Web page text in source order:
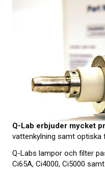
Webbinarier om
Presentationer från
Elastocons webbinarier
Ladda ner dokument
Litteratur om gummi och
Q-Lab erbjuder mycket
vattenkylning samt optiska
Q-Labs lampor och filter
Ci65A, Ci4000, Ci5000